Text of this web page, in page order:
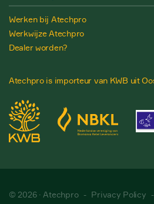
Werken bij Atechpro
Werkwijze Atechpro
Dealer worden?
Atechpro is importeur van KWB uit
© 2026 · Atechpro - Privacy Policy -